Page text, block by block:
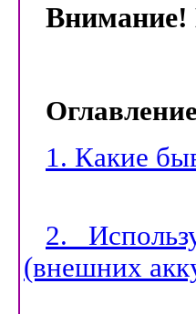
Внимание!
Оглавление
1. Какие
2.
(внешних